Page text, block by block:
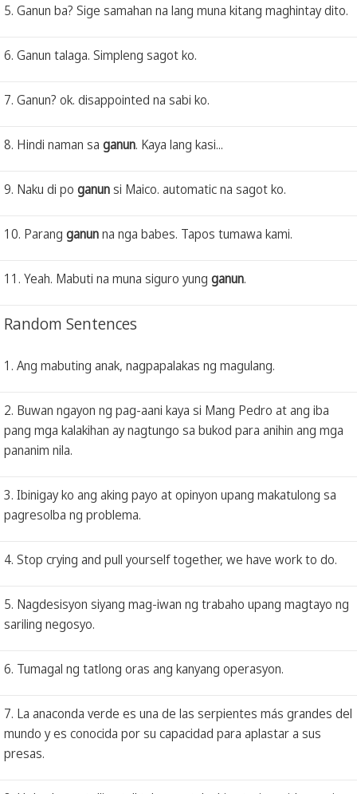
5. Ganun ba? Sige samahan na lang muna kitang maghintay dito.
6. Ganun talaga. Simpleng sagot ko.
7. Ganun? ok. disappointed na sabi ko.
8. Hindi naman sa ganun. Kaya lang kasi...
9. Naku di po ganunsi Maico. automatic na sagot ko.
10. Parang ganunna nga babes. Tapos tumawa kami.
11. Yeah. Mabuti na muna siguro yung ganun.
Random Sentences
1. Ang mabuting anak, nagpapalakas ng magulang.
2. Buwan ngayon ng pag-aani kaya si Mang Pedro at ang iba
pang mga kalakihan ay nagtungo sa bukod para anihin ang mga
pananim nila.
3. Ibinigay ko ang aking payo at opinyon upang makatulong sa
pagresolba ng problema.
4. Stop crying and pull yourself together, we have work to do.
5. Nagdesisyon siyang mag-iwan ng trabaho upang magtayo ng
sariling negosyo.
6. Tumagal ng tatlong oras ang kanyang operasyon.
7. La anaconda verde es una de las serpientes más grandes del
mundo y es conocida por su capacidad para aplastar a sus
presas.